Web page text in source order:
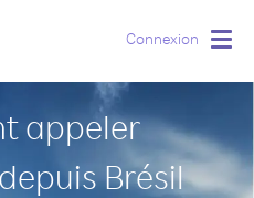
Connexion
appeler
Brésil